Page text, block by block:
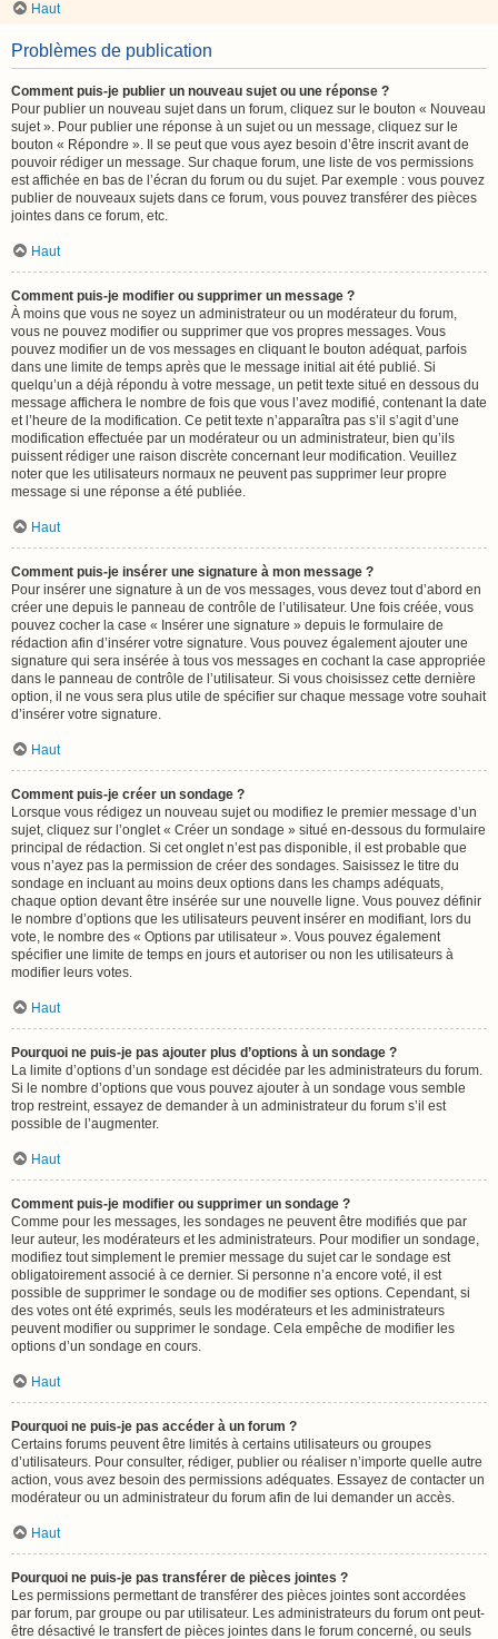
Haut
Problèmes de publication
Comment puis-je publier un nouveau sujet ou une réponse ?
Pour publier un nouveau sujet dans un forum, cliquez sur le bouton « Nouveau
sujet ». Pour publier une réponse à un sujet ou un message, cliquez sur le
bouton « Répondre ». Il se peut que vous ayez besoin d’être inscrit avant de
pouvoir rédiger un message. Sur chaque forum, une liste de vos permissions
est affichée en bas de l’écran du forum ou du sujet. Par exemple : vous pouvez
publier de nouveaux sujets dans ce forum, vous pouvez transférer des pièces
jointes dans ce forum, etc.
Haut
Comment puis-je modifier ou supprimer un message ?
À moins que vous ne soyez un administrateur ou un modérateur du forum,
vous ne pouvez modifier ou supprimer que vos propres messages. Vous
pouvez modifier un de vos messages en cliquant le bouton adéquat, parfois
dans une limite de temps après que le message initial ait été publié. Si
quelqu’un a déjà répondu à votre message, un petit texte situé en dessous du
message affichera le nombre de fois que vous l’avez modifié, contenant la date
et l’heure de la modification. Ce petit texte n’apparaîtra pas s’il s’agit d’une
modification effectuée par un modérateur ou un administrateur, bien qu’ils
puissent rédiger une raison discrète concernant leur modification. Veuillez
noter que les utilisateurs normaux ne peuvent pas supprimer leur propre
message si une réponse a été publiée.
Haut
Comment puis-je insérer une signature à mon message ?
Pour insérer une signature à un de vos messages, vous devez tout d’abord en
créer une depuis le panneau de contrôle de l’utilisateur. Une fois créée, vous
pouvez cocher la case « Insérer une signature » depuis le formulaire de
rédaction afin d’insérer votre signature. Vous pouvez également ajouter une
signature qui sera insérée à tous vos messages en cochant la case appropriée
dans le panneau de contrôle de l’utilisateur. Si vous choisissez cette dernière
option, il ne vous sera plus utile de spécifier sur chaque message votre souhait
d’insérer votre signature.
Haut
Comment puis-je créer un sondage ?
Lorsque vous rédigez un nouveau sujet ou modifiez le premier message d’un
sujet, cliquez sur l’onglet « Créer un sondage » situé en-dessous du formulaire
principal de rédaction. Si cet onglet n’est pas disponible, il est probable que
vous n’ayez pas la permission de créer des sondages. Saisissez le titre du
sondage en incluant au moins deux options dans les champs adéquats,
chaque option devant être insérée sur une nouvelle ligne. Vous pouvez définir
le nombre d’options que les utilisateurs peuvent insérer en modifiant, lors du
vote, le nombre des « Options par utilisateur ». Vous pouvez également
spécifier une limite de temps en jours et autoriser ou non les utilisateurs à
modifier leurs votes.
Haut
Pourquoi ne puis-je pas ajouter plus d’options à un sondage ?
La limite d’options d’un sondage est décidée par les administrateurs du forum.
Si le nombre d’options que vous pouvez ajouter à un sondage vous semble
trop restreint, essayez de demander à un administrateur du forum s’il est
possible de l’augmenter.
Haut
Comment puis-je modifier ou supprimer un sondage ?
Comme pour les messages, les sondages ne peuvent être modifiés que par
leur auteur, les modérateurs et les administrateurs. Pour modifier un sondage,
modifiez tout simplement le premier message du sujet car le sondage est
obligatoirement associé à ce dernier. Si personne n’a encore voté, il est
possible de supprimer le sondage ou de modifier ses options. Cependant, si
des votes ont été exprimés, seuls les modérateurs et les administrateurs
peuvent modifier ou supprimer le sondage. Cela empêche de modifier les
options d’un sondage en cours.
Haut
Pourquoi ne puis-je pas accéder à un forum ?
Certains forums peuvent être limités à certains utilisateurs ou groupes
d’utilisateurs. Pour consulter, rédiger, publier ou réaliser n’importe quelle autre
action, vous avez besoin des permissions adéquates. Essayez de contacter un
modérateur ou un administrateur du forum afin de lui demander un accès.
Haut
Pourquoi ne puis-je pas transférer de pièces jointes ?
Les permissions permettant de transférer des pièces jointes sont accordées
par forum, par groupe ou par utilisateur. Les administrateurs du forum ont peut-
être désactivé le transfert de pièces jointes dans le forum concerné, ou seuls